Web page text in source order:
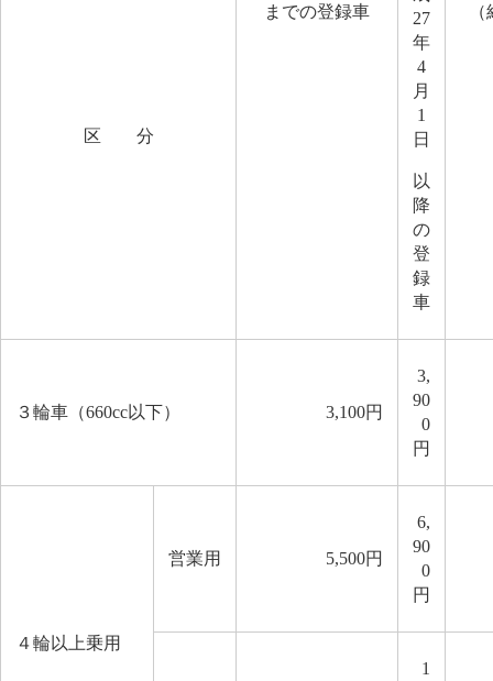
区 分
までの登録車
27
年
4
月
1
日
以
降
の
登
録
車
３輪車（660cc以下） 3,100円
3,
90
0
円
４輪以上乗用
営業用 5,500円
6,
90
0
円
1